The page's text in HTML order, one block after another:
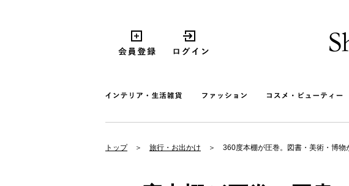
トップ 旅行・お出かけ 360度本棚が圧巻。図書・美術・博